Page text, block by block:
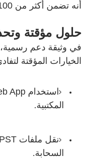
أنه تضمن أكثر من 100 إصلاح أمني مهم.
حلول مؤقتة
في وثيقة دعم
الخيارات المؤقتة
المكتبية.
السحابة.